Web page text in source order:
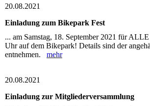
20.08.2021
Einladung zum Bikepark Fest
... am Samstag, 18. September 2021 für
Uhr auf dem Bikepark! Details sind der
entnehmen. mehr
20.08.2021
Einladung zur Mitgliederversammlung